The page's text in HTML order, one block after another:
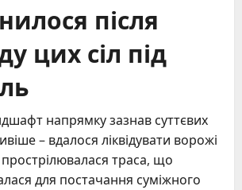
після
цих сіл під
напрямку зазнав суттєвих
– вдалося ліквідувати ворожі
прострілювалася траса, що
для постачання суміжного